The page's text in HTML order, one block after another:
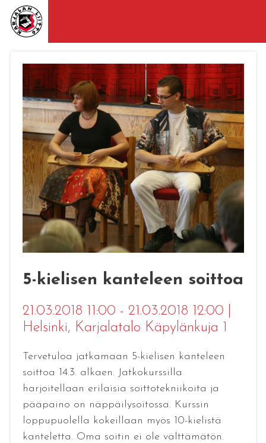
5-kielisen kanteleen soittoa
21.03.2018 11:00 - 21.03.2018 12:00
Helsinki, Karjalatalo Käpylänkuja 1
Tervetuloa jatkamaan 5-kielisen kanteleen
soittoa 14.3. alkaen. Jatkokurssilla
harjoitellaan erilaisia soittotekniikoita ja
pääpaino on näppäilysoitossa. Kurssin
loppupuolella kokeillaan myös 10-kielistä
kanteletta. Oma soitin ei ole välttämätön.